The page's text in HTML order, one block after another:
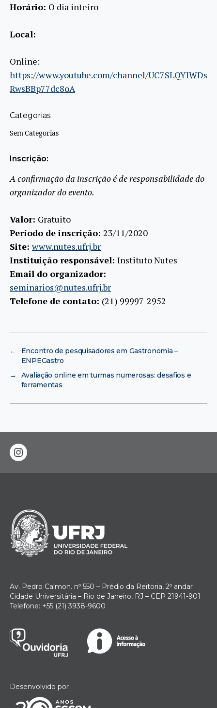
Horário: O dia inteiro
Local:
Online:
https://www.youtube.com/channel/UC7SLQYIWDs
RwsBBp77dc8oA
Categorias
Sem Categorias
Inscrição:
A confirmação da inscrição é de responsabilidade do
organizador do evento.
Valor: Gratuito
Período de inscrição: 23/11/2020
Site:www.nutes.ufrj.br
Instituição responsável: Instituto Nutes
Email do organizador:
seminarios@nutes.ufrj.br
Telefone de contato: (21) 99997-2952
←
Encontro de pesquisadores em Gastronomia –
ENPEGastro
→
Avaliação online em turmas numerosas: desafios e
ferramentas
instagram
Av. Pedro Calmon. nº 550 – Prédio da Reitoria, 2º andar
Cidade Universitária – Rio de Janeiro, RJ – CEP 21941-901
Telefone: +55 (21) 3938-9600
Desenvolvido por